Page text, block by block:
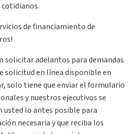
de financiamiento de
solicitar adelantos para demandas
solicitud en línea disponible en
solo tiene que enviar el formulario
y nuestros ejecutivos se
usted lo antes posible para
necesaria y que reciba los